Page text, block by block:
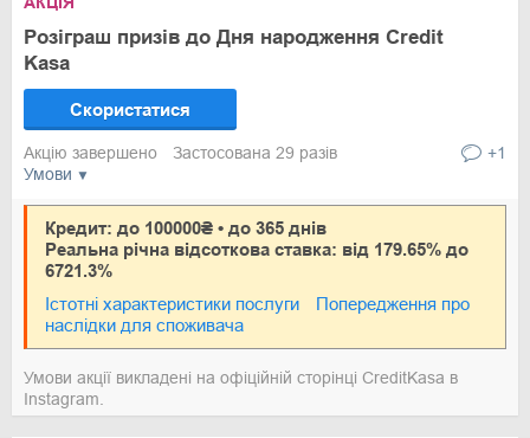
Умови
Розіграш призів до Дня народження Credit
Kasa
Скористатися
Акцію завершено Застосована 29 разів +1
Кредит: до 100000₴ • до 365 днів
Реальна річна відсоткова ставка: від 179.65% до
6721.3%
Істотні характеристики послуги
Попередження про
наслідки для споживача
Умови акції викладені на офіційній сторінці CreditKasa в
Instagram.